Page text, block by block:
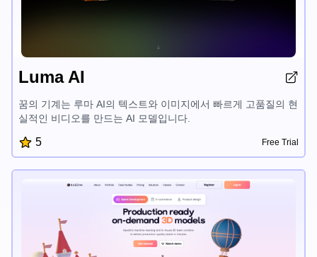
Luma AI
꿈의 기계는 루마 AI의 텍스트와 이미지에서 빠르게 고품질의 현
실적인 비디오를 만드는 AI 모델입니다.
5 Free Trial